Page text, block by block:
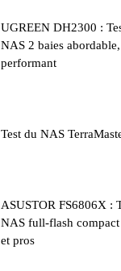
UGREEN DH2300 :
NAS 2 baies
performant
Test du NAS
ASUSTOR FS6806X :
NAS full-flash compact
et pros